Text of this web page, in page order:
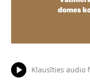
Klausīties audio